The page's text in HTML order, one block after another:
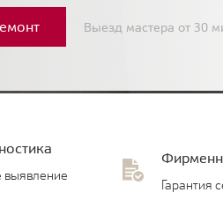
Выезд мастера от 30
выявление
Гарантия